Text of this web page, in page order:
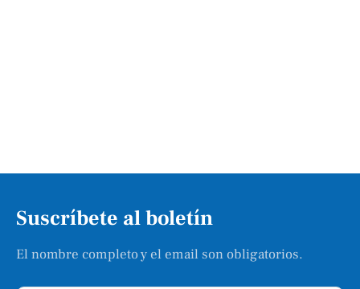
Suscríbete al boletín
El nombre completo y el email son obligatorios.